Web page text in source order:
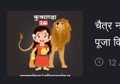
चैत्र
पूजा
और 12